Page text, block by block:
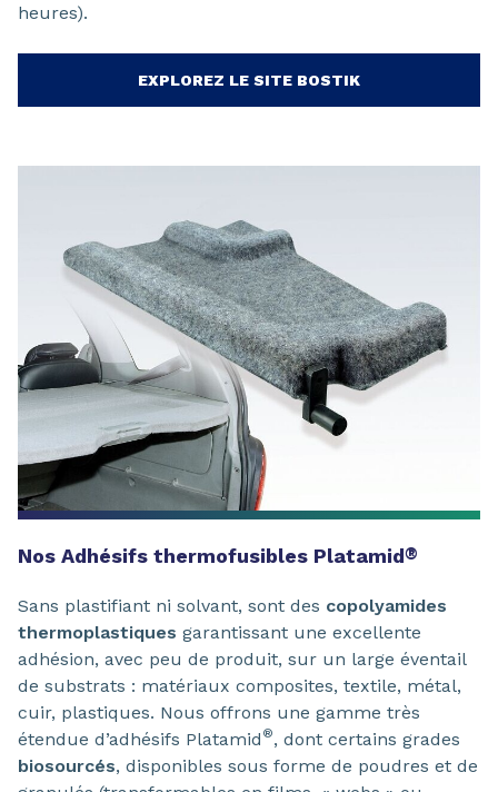
heures).
EXPLOREZ LE SITE BOSTIK
Nos Adhésifs thermofusibles Platamid®
Sans plastifiant ni solvant, sont des copolyamides
thermoplastiques garantissant une excellente
adhésion, avec peu de produit, sur un large éventail
de substrats : matériaux composites, textile, métal,
cuir, plastiques. Nous offrons une gamme très
étendue d’adhésifs Platamid ®, dont certains grades
biosourcés, disponibles sous forme de poudres et de